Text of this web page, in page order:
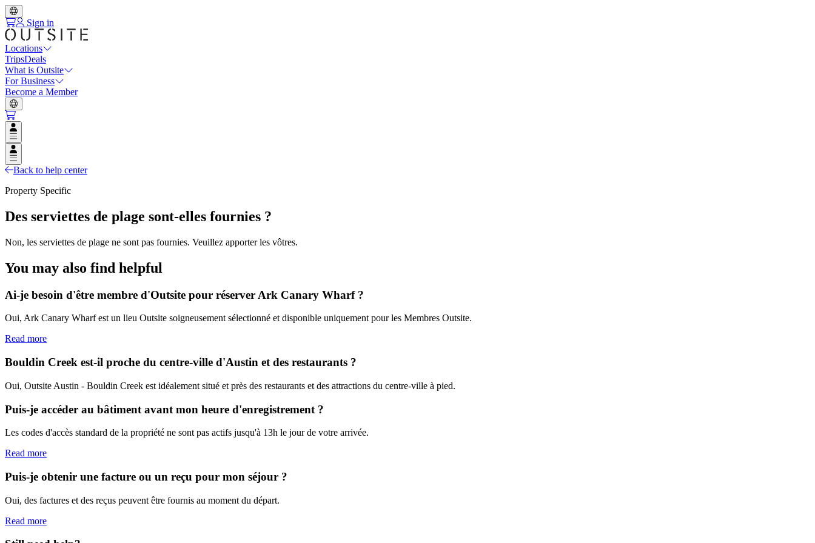
Sign in
Locations
TripsDeals
What is Outsite
For Business
Become a Member
Open user menu
Open user menu
Back to help center
Property Specific
Des serviettes de plage sont-elles fournies ?
Non, les serviettes de plage ne sont pas fournies. Veuillez apporter les vôtres.
You may also find helpful
Ai-je besoin d'être membre d'Outsite pour réserver Ark Canary Wharf ?
Oui, Ark Canary Wharf est un lieu Outsite soigneusement sélectionné et disponible uniquement pour les Membres Outsite.
Read more
Bouldin Creek est-il proche du centre-ville d'Austin et des restaurants ?
Oui, Outsite Austin - Bouldin Creek est idéalement situé et près des restaurants et des attractions du centre-ville à pied.
Puis-je accéder au bâtiment avant mon heure d'enregistrement ?
Les codes d'accès standard de la propriété ne sont pas actifs jusqu'à 13h le jour de votre arrivée.
Read more
Puis-je obtenir une facture ou un reçu pour mon séjour ?
Oui, des factures et des reçus peuvent être fournis au moment du départ.
Read more